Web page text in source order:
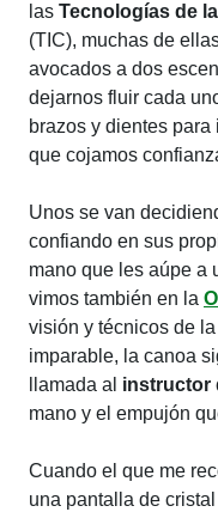
las Tecnologías de
(TIC), muchas de
avocados a dos
dejarnos fluir cada
brazos y dientes
que cojamos
Unos se van
confiando en sus
mano que les aúpe a
vimos también en la
visión y técnicos de la
imparable, la canoa
llamada al instructor
mano y el empujón
Cuando el que me
una pantalla de